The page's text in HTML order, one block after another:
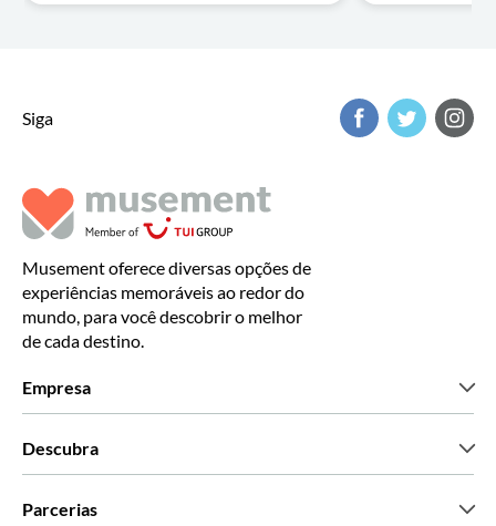
Siga
Musement oferece diversas opções de
experiências memoráveis ao redor do
mundo, para você descobrir o melhor
de cada destino.
Empresa
Descubra
Parcerias